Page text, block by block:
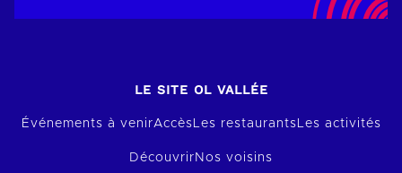
LE SITE OL VALLÉE
Événements à venirAccèsLes restaurantsLes activités
Découvrir Nos voisins